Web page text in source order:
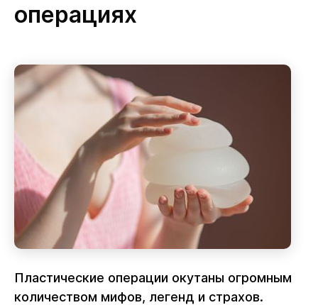
операциях
Пластические операции окутаны огромным
количеством мифов, легенд и страхов.